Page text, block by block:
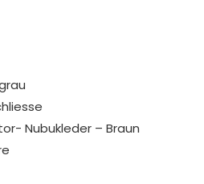
Nubukleder – Braun